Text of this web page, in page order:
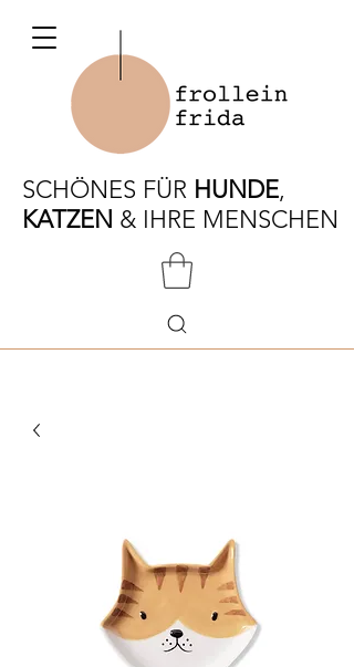
SCHÖNES FÜR HUNDE,
KATZEN & IHRE MENSCHEN